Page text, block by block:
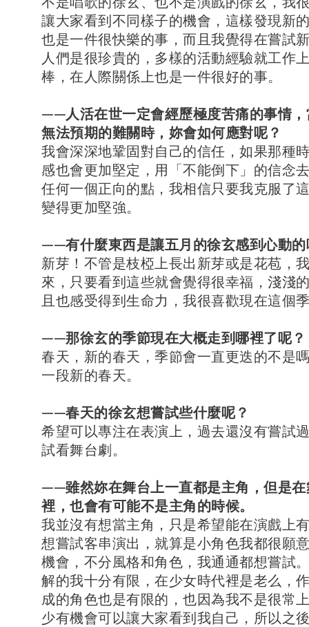
讓大家看到不同樣子的機會，這樣發現新
也是一件很快樂的事，而且我覺得在嘗試
人們是很珍貴的，多樣的活動經驗就工作
棒，在人際關係上也是一件很好的事。
——人活在世一定會經歷極度苦痛的事情
無法預期的難關時，妳會如何應對呢？
我會深深地鞏固對自己的信任，如果那種
感也會更加堅定，用「不能倒下」的信念
任何一個正向的點，我相信只要我克服了
變得更加堅強。
——有什麼東西是讓五月的徐玄感到心動的
新芽！不管是枝椏上長出新芽或是花苞，
來，只要看到這些就會覺得很幸福，淺淺
且也感受得到生命力，我很喜歡現在這個
——那徐玄的季節現在大概走到哪裡了呢？
春天，新的春天，季節會一直更迭的不是
一段新的春天。
——春天的徐玄想嘗試些什麼呢？
希望可以專注在表演上，過去還沒有嘗試
試看舞台劇。
——雖然妳在舞台上一直都是主角，但是
裡，也會有可能不是主角的時候。
我並沒有想當主角，只是希望能在演戲上
想嘗試客串演出，就算是小角色我都很願
機會，不分風格和角色，我通通都想嘗試
解的我十分有限，在少女時代裡是老么，
成的角色也是有限的，也因為我不是很常
少有機會可以讓大家看到我自己，所以之